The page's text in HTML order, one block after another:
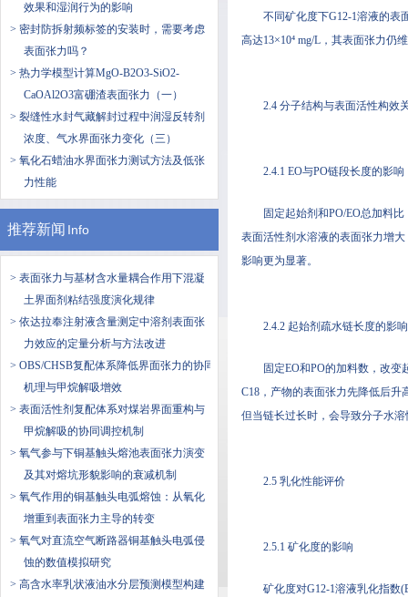
效果和湿润行为的影响
> 密封防拆射频标签的安装时，需要考虑
表面张力吗？
> 热力学模型计算MgO-B2O3-SiO2-
CaOAl2O3富硼渣表面张力（一）
> 裂缝性水封气藏解封过程中润湿反转剂
浓度、气水界面张力变化（三）
> 氧化石蜡油水界面张力测试方法及低张
力性能
推荐新闻 Info
> 表面张力与基材含水量耦合作用下混凝
土界面剂粘结强度演化规律
> 依达拉奉注射液含量测定中溶剂表面张
力效应的定量分析与方法改进
> OBS/CHSB复配体系降低界面张力的协同
机理与甲烷解吸增效
> 表面活性剂复配体系对煤岩界面重构与
甲烷解吸的协同调控机制
> 氧气参与下铜基触头熔池表面张力演变
及其对熔坑形貌影响的衰减机制
> 氧气作用的铜基触头电弧熔蚀：从氧化
增重到表面张力主导的转变
> 氧气对直流空气断路器铜基触头电弧侵
蚀的数值模拟研究
> 高含水率乳状液油水分层预测模型构建
不同矿化度下G12-1溶液的表
高达13×10⁴ mg/L，其表面张力仍
2.4 分子结构与表面活性构效
2.4.1 EO与PO链段长度的影响
固定起始剂和PO/EO总加料
表面活性剂水溶液的表面张力增
影响更为显著。
2.4.2 起始剂疏水链长度的影响
固定EO和PO的加料数，改变
C18，产物的表面张力先降低后
但当链长过长时，会导致分子水
2.5 乳化性能评价
2.5.1 矿化度的影响
矿化度对G12-1溶液乳化指数